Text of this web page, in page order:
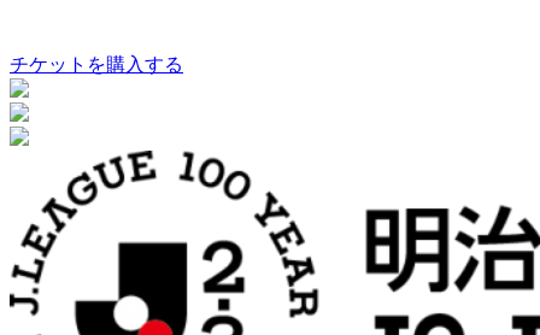
チケットを購入する